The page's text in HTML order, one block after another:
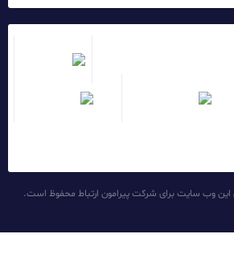
وب سایت برای شرکت پیرامون ارتباط محفوظ است.